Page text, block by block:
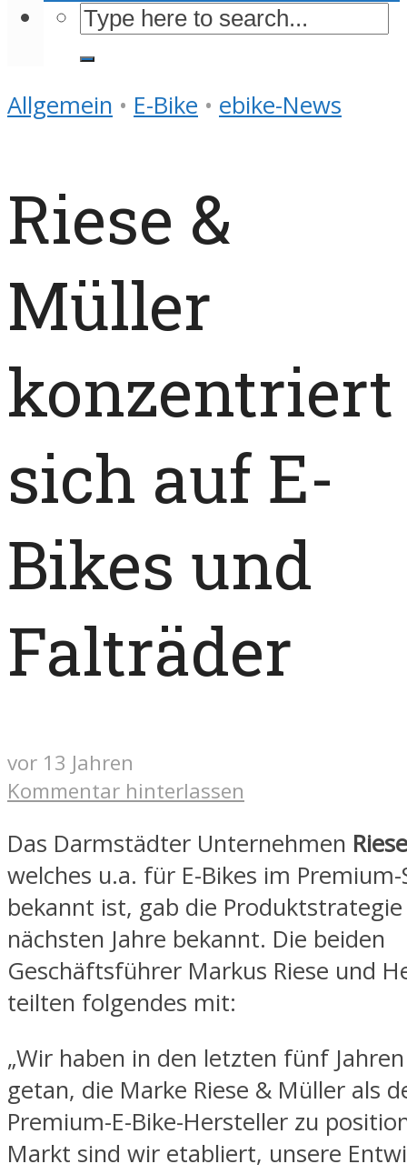
Allgemein • E-Bike • ebike-News
Riese &
Müller
konzentriert
sich auf E-
Bikes und
Falträder
vor 13 Jahren
Kommentar hinterlassen
Das Darmstädter Unternehmen
welches u.a. für E-Bikes im
bekannt ist, gab die
nächsten Jahre bekannt. Die beiden
Geschäftsführer Markus Riese und
teilten folgendes mit:
„Wir haben in den letzten fünf
getan, die Marke Riese & Müller als
Premium-E-Bike-Hersteller zu
Markt sind wir etabliert, unsere